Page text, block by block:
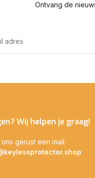
Ontvang de
Wij helpen je graag!
ons gerust een mail: